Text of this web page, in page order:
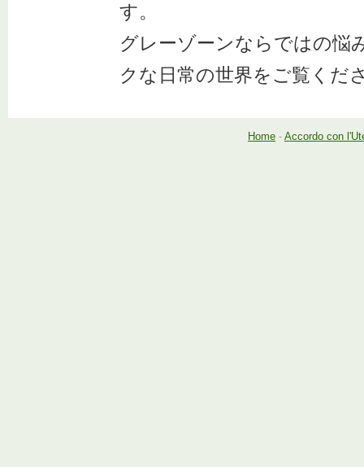
す。
グレーゾーンならではの悩
クな日常の世界をご覧くだ
Home - Accordo con